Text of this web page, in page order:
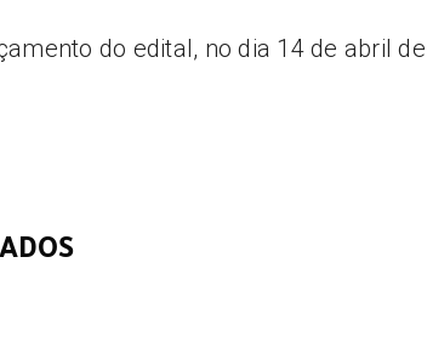
do edital, no dia 14 de abril de